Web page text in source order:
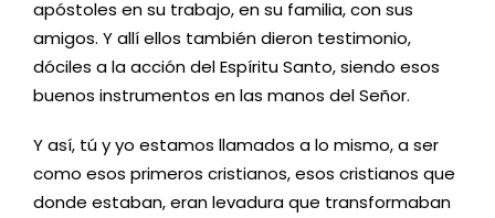
apóstoles en su trabajo, en su familia, con sus
amigos. Y allí ellos también dieron testimonio,
dóciles a la acción del Espíritu Santo, siendo esos
buenos instrumentos en las manos del Señor.
Y así, tú y yo estamos llamados a lo mismo, a ser
como esos primeros cristianos, esos cristianos que
donde estaban, eran levadura que transformaban